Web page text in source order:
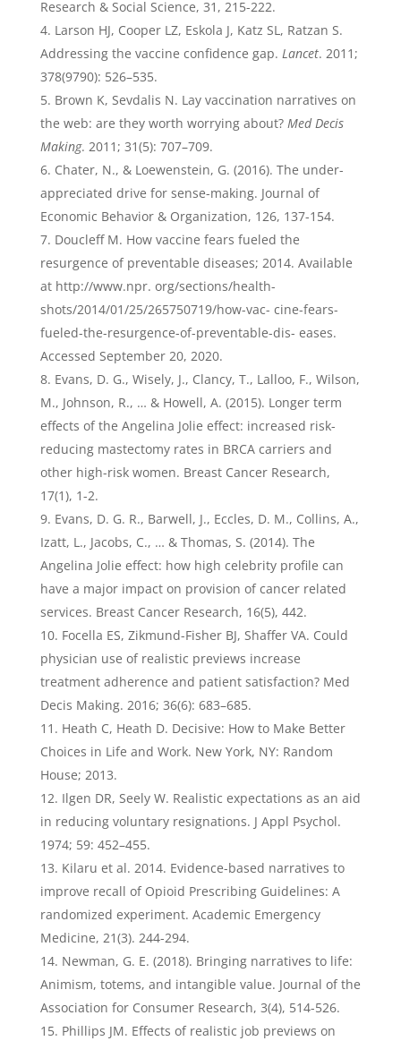
Research & Social Science, 31, 215-222.
Larson HJ, Cooper LZ, Eskola J, Katz SL, Ratzan S.
Addressing the vaccine confidence gap. Lancet. 2011;
378(9790): 526–535.
Brown K, Sevdalis N. Lay vaccination narratives on
the web: are they worth worrying about? Med Decis
Making. 2011; 31(5): 707–709.
Chater, N., & Loewenstein, G. (2016). The under-
appreciated drive for sense-making. Journal of
Economic Behavior & Organization, 126, 137-154.
Doucleff M. How vaccine fears fueled the
resurgence of preventable diseases; 2014. Available
at http://www.npr. org/sections/health-
shots/2014/01/25/265750719/how-vac- cine-fears-
fueled-the-resurgence-of-preventable-dis- eases.
Accessed September 20, 2020.
Evans, D. G., Wisely, J., Clancy, T., Lalloo, F., Wilson,
M., Johnson, R., … & Howell, A. (2015). Longer term
effects of the Angelina Jolie effect: increased risk-
reducing mastectomy rates in BRCA carriers and
other high-risk women. Breast Cancer Research,
17(1), 1-2.
Evans, D. G. R., Barwell, J., Eccles, D. M., Collins, A.,
Izatt, L., Jacobs, C., … & Thomas, S. (2014). The
Angelina Jolie effect: how high celebrity profile can
have a major impact on provision of cancer related
services. Breast Cancer Research, 16(5), 442.
Focella ES, Zikmund-Fisher BJ, Shaffer VA. Could
physician use of realistic previews increase
treatment adherence and patient satisfaction? Med
Decis Making. 2016; 36(6): 683–685.
Heath C, Heath D. Decisive: How to Make Better
Choices in Life and Work. New York, NY: Random
House; 2013.
Ilgen DR, Seely W. Realistic expectations as an aid
in reducing voluntary resignations. J Appl Psychol.
1974; 59: 452–455.
Kilaru et al. 2014. Evidence-based narratives to
improve recall of Opioid Prescribing Guidelines: A
randomized experiment. Academic Emergency
Medicine, 21(3). 244-294.
Newman, G. E. (2018). Bringing narratives to life:
Animism, totems, and intangible value. Journal of the
Association for Consumer Research, 3(4), 514-526.
Phillips JM. Effects of realistic job previews on